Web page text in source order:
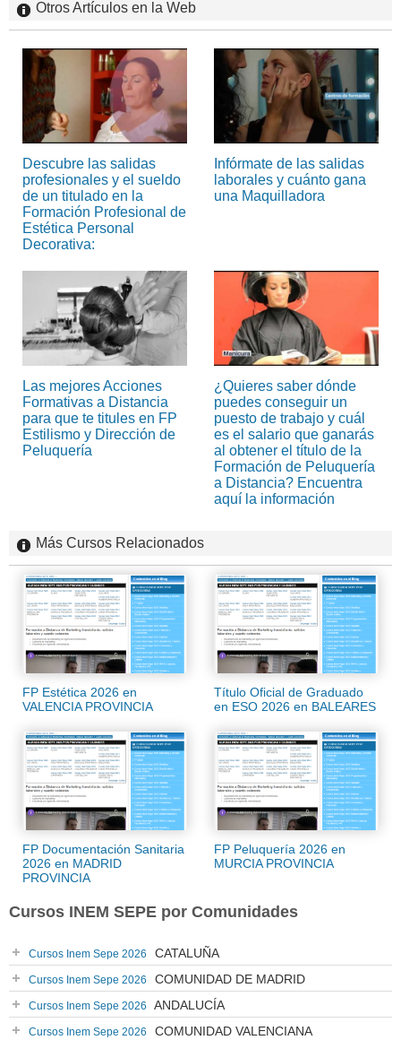
Otros Artículos en la Web
Descubre las salidas
profesionales y el sueldo
de un titulado en la
Formación Profesional de
Estética Personal
Decorativa:
Infórmate de las salidas
laborales y cuánto gana
una Maquilladora
Las mejores Acciones
Formativas a Distancia
para que te titules en FP
Estilismo y Dirección de
Peluquería
¿Quieres saber dónde
puedes conseguir un
puesto de trabajo y cuál
es el salario que ganarás
al obtener el título de la
Formación de Peluquería
a Distancia? Encuentra
aquí la información
Más Cursos Relacionados
FP Estética 2026 en
VALENCIA PROVINCIA
Título Oficial de Graduado
en ESO 2026 en BALEARES
FP Documentación Sanitaria
2026 en MADRID
PROVINCIA
FP Peluquería 2026 en
MURCIA PROVINCIA
Cursos INEM SEPE por Comunidades
Cursos Inem Sepe 2026 CATALUÑA
Cursos Inem Sepe 2026 COMUNIDAD DE MADRID
Cursos Inem Sepe 2026 ANDALUCÍA
Cursos Inem Sepe 2026 COMUNIDAD VALENCIANA